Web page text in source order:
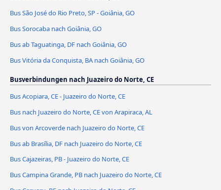
Bus São José do Rio Preto, SP - Goiânia, GO
Bus Sorocaba nach Goiânia, GO
Bus ab Taguatinga, DF nach Goiânia, GO
Bus Vitória da Conquista, BA nach Goiânia, GO
Busverbindungen nach Juazeiro do Norte, CE
Bus Acopiara, CE - Juazeiro do Norte, CE
Bus nach Juazeiro do Norte, CE von Arapiraca, AL
Bus von Arcoverde nach Juazeiro do Norte, CE
Bus ab Brasília, DF nach Juazeiro do Norte, CE
Bus Cajazeiras, PB - Juazeiro do Norte, CE
Bus Campina Grande, PB nach Juazeiro do Norte, CE